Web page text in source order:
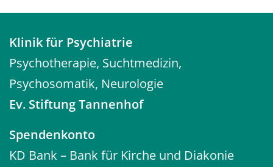
Klinik für Psychiatrie
Psychotherapie, Suchtmedizin,
Psychosomatik, Neurologie
Ev. Stiftung Tannenhof
Spendenkonto
KD Bank – Bank für Kirche und Diakonie